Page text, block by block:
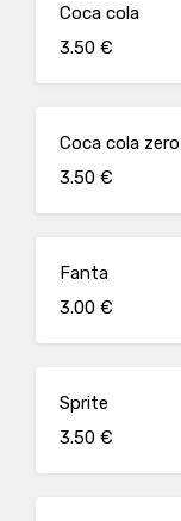
Coca cola
3.50 €
Coca cola zero
3.50 €
Fanta
3.00 €
Sprite
3.50 €